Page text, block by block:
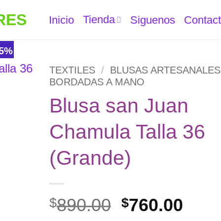
Inicio Tienda Siguenos
TEXTILES / BLUSAS ARTESANALES
BORDADAS A MANO
Blusa san Juan
Chamula Talla 36
(Grande)
$890.00 El
$760.00El